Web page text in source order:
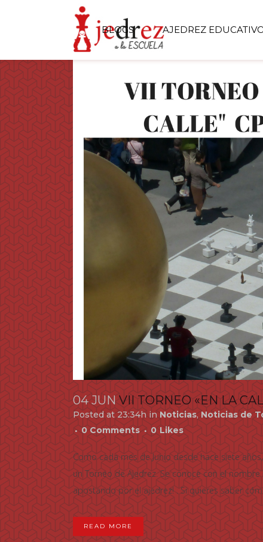
BLOGS AJEDREZ
04 JUN VII TORNEO «EN LA
Posted at 23:34hinNoticias,Noticias de
0 Comments
0 Likes
Como cada mes de Junio desde hace siete
un Torneo de Ajedrez. Se conoce con el
apostando por el ajedrez! . Si quieres saber
READ MORE